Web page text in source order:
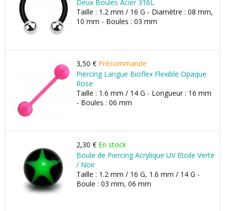
Deux Boules Acier 316L
Taille : 1.2 mm / 16 G - Diamètre : 08 mm,
10 mm - Boules : 03 mm
3,50 € Précommande
Piercing Langue Bioflex Flexible Opaque
Rose
Taille : 1.6 mm / 14 G - Longueur : 16 mm
- Boules : 06 mm
2,30 € En stock
Boule de Piercing Acrylique UV Etoile Verte
/ Noir
Taille : 1.2 mm / 16 G, 1.6 mm / 14 G -
Boule : 03 mm, 06 mm